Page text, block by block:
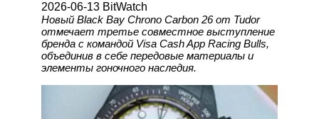
2026-06-13 BitWatch
Новый Black Bay Chrono Carbon 26 от Tudor
отмечает третье совместное выступление
бренда с командой Visa Cash App Racing Bulls,
объединив в себе передовые материалы и
элементы гоночного наследия.